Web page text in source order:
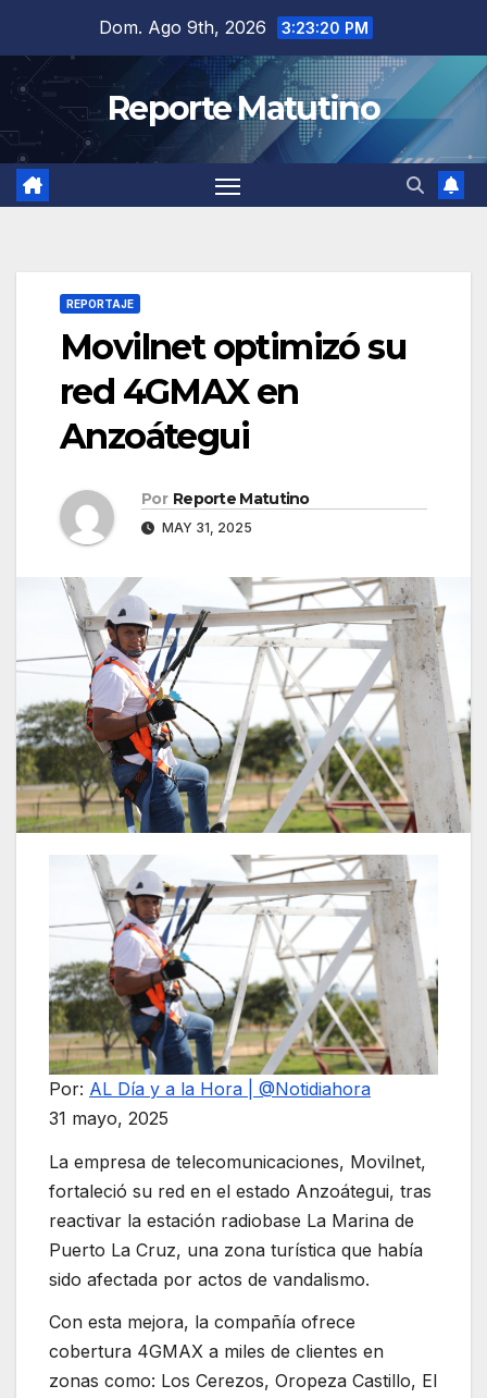
contenido
Dom. Ago 9th, 2026 3:23:21 PM
Reporte Matutino
REPORTAJE
Movilnet optimizó su
red 4GMAX en
Anzoátegui
Por Reporte Matutino
MAY 31, 2025
Por: AL Día y a la Hora | @Notidiahora
31 mayo, 2025
La empresa de telecomunicaciones, Movilnet,
fortaleció su red en el estado Anzoátegui, tras
reactivar la estación radiobase La Marina de
Puerto La Cruz, una zona turística que había
sido afectada por actos de vandalismo.
Con esta mejora, la compañía ofrece
cobertura 4GMAX a miles de clientes en
zonas como: Los Cerezos, Oropeza Castillo, El